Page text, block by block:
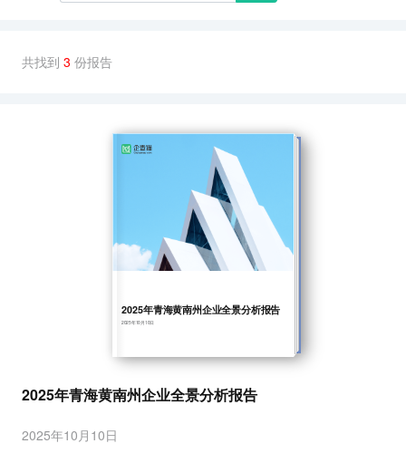
共找到 3 份报告
2025年青海黄南州企业全景分析报告
2025年10月10日
2025年青海黄南州企业全景分析报告
2025年10月10日